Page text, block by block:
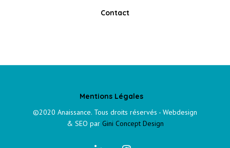
Contact
Mentions Légales
©2020 Anaissance. Tous droits réservés - Webdesign
& SEO par Gini Concept Design